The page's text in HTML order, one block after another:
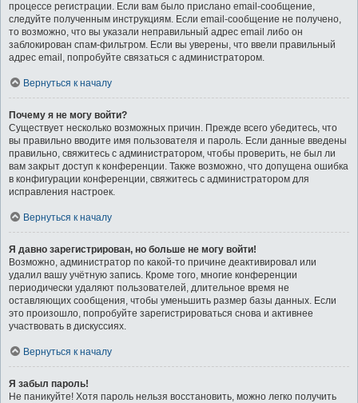
процессе регистрации. Если вам было прислано email-сообщение,
следуйте полученным инструкциям. Если email-сообщение не получено,
то возможно, что вы указали неправильный адрес email либо он
заблокирован спам-фильтром. Если вы уверены, что ввели правильный
адрес email, попробуйте связаться с администратором.
Вернуться к началу
Почему я не могу войти?
Существует несколько возможных причин. Прежде всего убедитесь, что
вы правильно вводите имя пользователя и пароль. Если данные введены
правильно, свяжитесь с администратором, чтобы проверить, не был ли
вам закрыт доступ к конференции. Также возможно, что допущена ошибка
в конфигурации конференции, свяжитесь с администратором для
исправления настроек.
Вернуться к началу
Я давно зарегистрирован, но больше не могу войти!
Возможно, администратор по какой-то причине деактивировал или
удалил вашу учётную запись. Кроме того, многие конференции
периодически удаляют пользователей, длительное время не
оставляющих сообщения, чтобы уменьшить размер базы данных. Если
это произошло, попробуйте зарегистрироваться снова и активнее
участвовать в дискуссиях.
Вернуться к началу
Я забыл пароль!
Не паникуйте! Хотя пароль нельзя восстановить, можно легко получить